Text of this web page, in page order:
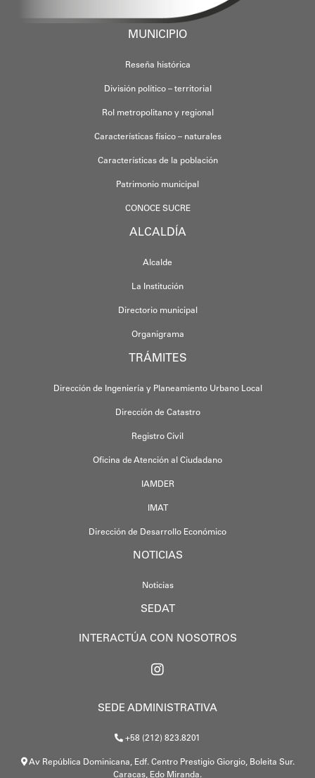
MUNICIPIO
Reseña histórica
División político – territorial
Rol metropolitano y regional
Características físico – naturales
Características de la población
Patrimonio municipal
CONOCE SUCRE
ALCALDÍA
Alcalde
La Institución
Directorio municipal
Organigrama
TRÁMITES
Dirección de Ingeniería y Planeamiento Urbano Local
Dirección de Catastro
Registro Civil
Oficina de Atención al Ciudadano
IAMDER
IMAT
Dirección de Desarrollo Económico
NOTICIAS
Noticias
SEDAT
INTERACTÚA CON NOSOTROS
SEDE ADMINISTRATIVA
+58 (212) 823.8201
Av República Dominicana, Edf. Centro Prestigio Giorgio, Boleita Sur.
Caracas, Edo Miranda.